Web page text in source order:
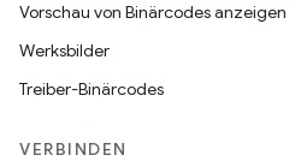
Vorschau von Binärcodes anzeigen
Werksbilder
Treiber-Binärcodes
VERBINDEN